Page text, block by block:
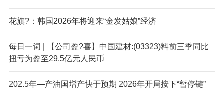
花旗?：韩国2026年将迎来“金发姑娘”经济
每日一词 | 【公司盈?喜】中国建材:(03323)料前三季同比
扭亏为盈至29.5亿元人民币
202.5年—产油国增产快于预期 2026年开局按下“暂停键”